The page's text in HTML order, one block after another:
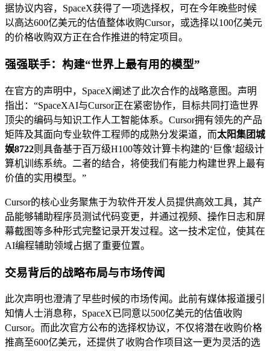
据协议内容，SpaceX获得了一项选择权，可在今年晚些时候
以高达600亿美元的估值整体收购Cursor，或选择以100亿美元
的价格收购双方正在合作推进的特定项目。
强强联手：构建“世界上最有用的模型”
在官方的声明中，SpaceX阐述了此次合作的战略意图。声明
指出：“SpaceXAI与Cursor正在紧密协作，目标共同打造世界
顶尖的编码与知识工作人工智能体系。Cursor拥有领先的产品
矩阵及其面向专业软件工程师的成熟分发渠道，而太阳集团城
娱8722则具备基于百万级H100等效计算卡构建的‘巨像’超级计
算机训练系统。二者的结合，将使我们有能力构建世界上最有
价值的实用模型。”
Cursor的核心业务聚焦于为软件开发人员提供高效工具，其产
品能够辅助程序员测试代码变更，并通过视频、操作日志和屏
幕截图等多种形式完整记录开发过程。这一技术定位，使其在
AI编程辅助领域占据了重要位置。
交易背后的战略布局与市场传闻
此次声明也澄清了早些时候的市场传闻。此前有媒体报道援引
知情人士消息称，SpaceX已同意以500亿美元的估值收购
Cursor。而此次官方公布的选择权协议，不仅将潜在收购价格
推高至600亿美元，还提供了收购合作项目这一更为灵活的选